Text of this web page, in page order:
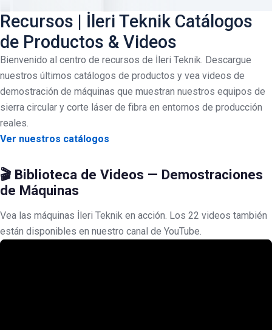
Recursos | İleri Teknik Catálogos
de Productos & Videos
Bienvenido al centro de recursos de İleri Teknik. Descargue
nuestros últimos catálogos de productos y vea videos de
demostración de máquinas que muestran nuestros equipos de
sierra circular y corte láser de fibra en entornos de producción
reales.
Ver nuestros catálogos
🎬 Biblioteca de Videos — Demostraciones
de Máquinas
Vea las máquinas İleri Teknik en acción. Los 22 videos también
están disponibles en nuestro canal de YouTube